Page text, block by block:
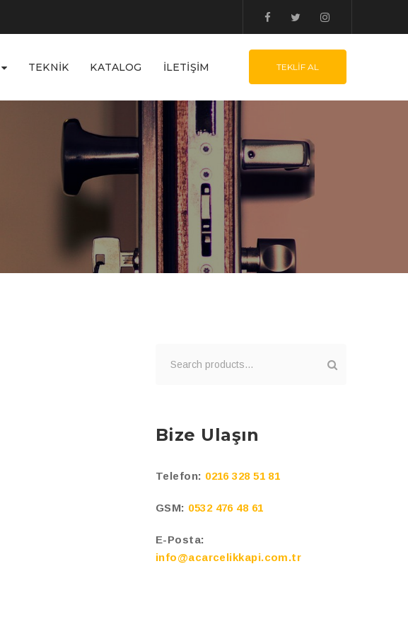
TEKNIK KATALOG İLETIŞIM TEKLIF AL
Bize Ulaşın
Telefon: 0216 328 51 81
GSM: 0532 476 48 61
E-Posta:
info@acarcelikkapi.com.tr